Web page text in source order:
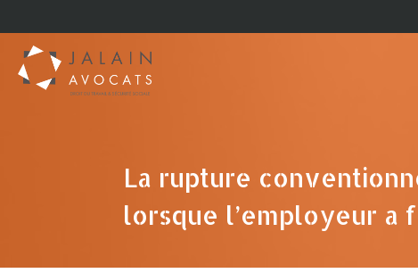
La rupture
lorsque l’employeur a